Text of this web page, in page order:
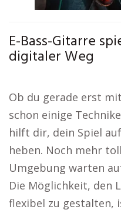
E-Bass-Gitarre
digitaler Weg
Ob du gerade erst
schon einige
hilft dir, dein Spiel
heben. Noch mehr
Umgebung warten
Die Möglichkeit, den
flexibel zu gestalten,